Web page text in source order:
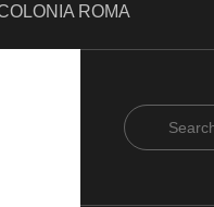
ROMA
Search
for: